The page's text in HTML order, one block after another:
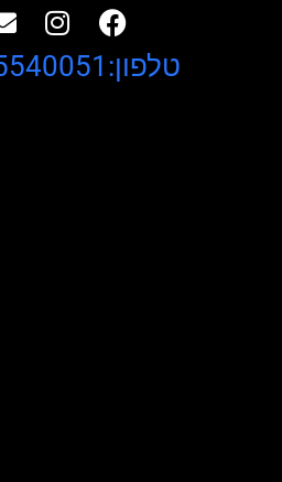
טלפון:077-5540051